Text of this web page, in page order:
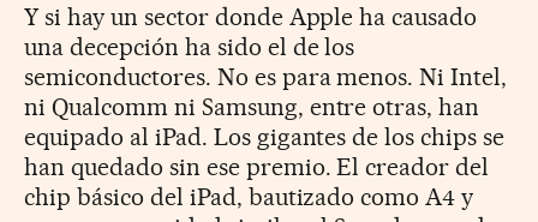
Y si hay un sector donde Apple ha causado
una decepción ha sido el de los
semiconductores. No es para menos. Ni Intel,
ni Qualcomm ni Samsung, entre otras, han
equipado al iPad. Los gigantes de los chips se
han quedado sin ese premio. El creador del
chip básico del iPad, bautizado como A4 y